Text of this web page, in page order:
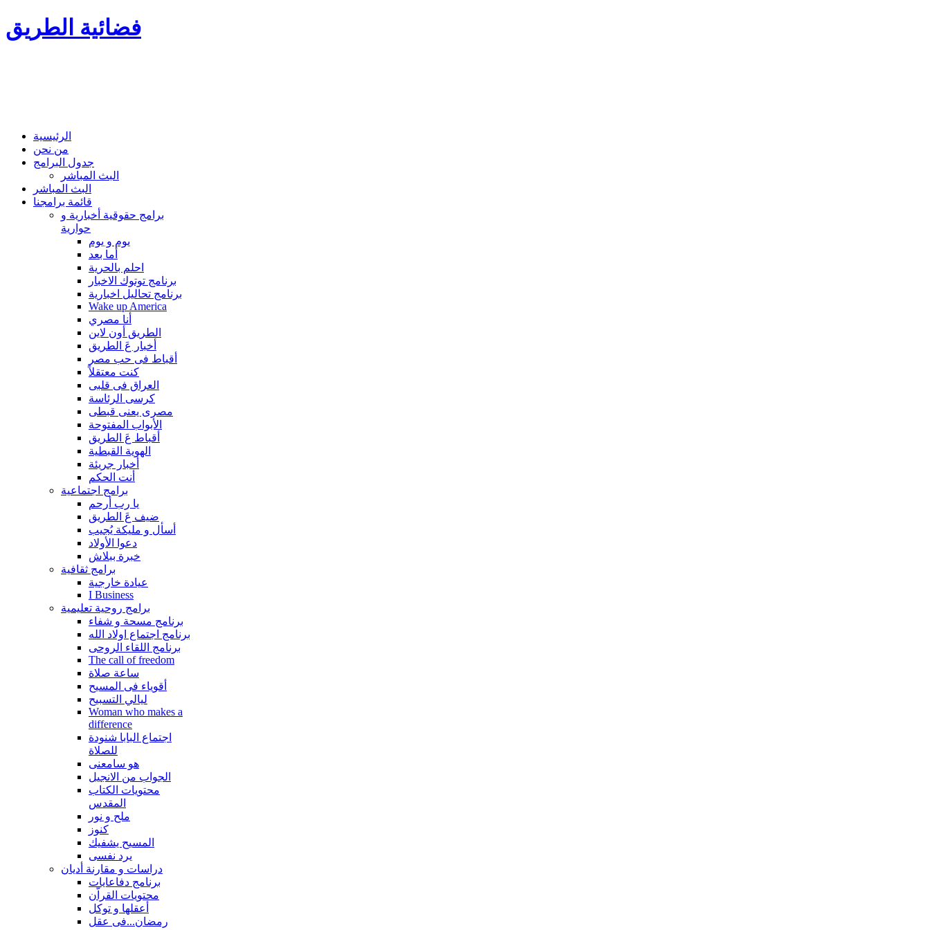
فضائية الطريق
الرئيسية
من نحن
جدول البرامج
البث المباشر
البث المباشر
قائمة برامجنا
برامج حقوقية أخبارية و
حوارية
يوم و يوم
أما بعد
احلم بالحرية
برنامج توتوك الاخبار
برنامج تحاليل اخبارية
Wake up America
أنا مصري
الطريق أون لاين
أخبار عَ الطريق
أقباط فى حب مصر
كنت معتقلاً
العراق فى قلبى
كرسى الرئاسة
مصرى يعنى قبطى
الأبواب المفتوحة
أقباط عَ الطريق
الهوية القبطية
أخبار جريئة
أنت الحكم
برامج اجتماعية
يا رب أرحم
ضيف عَ الطريق
أسأل و مليكة يُجيب
دعوا الأولاد
خبرة ببلاش
برامج ثقافية
عيادة خارجية
I Business
برامج روحية تعليمية
برنامج مسحة و شفاء
برنامج اجتماع اولاد الله
برنامج اللقاء الروحى
The call of freedom
ساعة صلاة
أقوياء فى المسيح
ليالي التسبيح
Woman who makes a
difference
اجتماع البابا شنودة
للصلاة
هو سامعنى
الجواب من الانجيل
محتويات الكتاب
المقدس
ملح و نور
كنوز
المسيح يشفيك
يرد نفسى
دراسات و مقارنة أديان
برنامج دفاعايات
محتويات القراّن
أعقلها و توكل
رمضان...فى عقل